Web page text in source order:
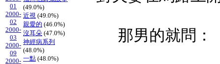
01
2000-
02
2000-
03
2000-
09
2000-
(49.0%)
近視 (49.0%)
親愛的 (46.0%)
沒耳朵 (47.0%)
神經病系列
(48.0%)
一點 (48.0%)
那男的就問：